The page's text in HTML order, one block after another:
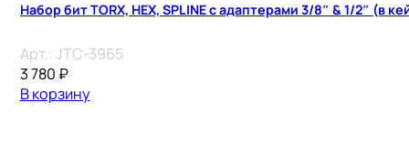
Набор бит TORX, HEX, SPLINE с адаптерами 3/8″ & 1/2″ (в
Арт.: JTC-3965
3 780 ₽
В корзину